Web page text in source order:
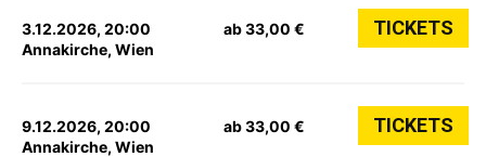
3.12.2026, 20:00
Annakirche, Wien
ab 33,00 € TICKETS
9.12.2026, 20:00
Annakirche, Wien
ab 33,00 € TICKETS